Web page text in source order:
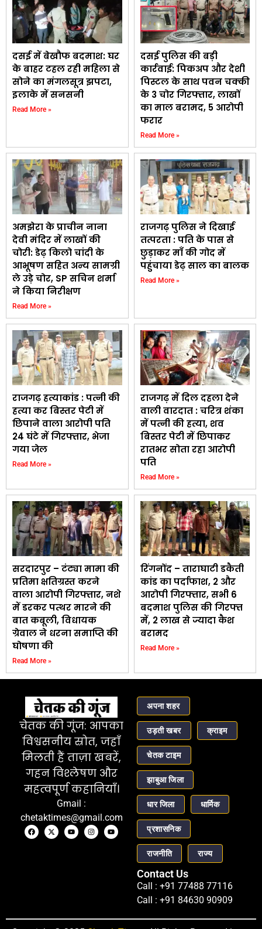
दसई में बेखौफ बदमाश: घर
के बाहर टहल रही महिला से
सोने का मंगलसूत्र झपटा,
इलाके में सनसनी
Read More »
दसई पुलिस की बड़ी
कार्रवाई: पिकअप और देशी
पिस्टल के साथ पवन चक्की
के 3 चोर गिरफ्तार, लाखों
का माल बरामद, 5 आरोपी
फरार
Read More »
अमझेरा के प्राचीन नाना
देवी मंदिर में लाखों की
चोरी: डेढ़ किलो चांदी के
आभूषण सहित अन्य सामग्री
ले उड़े चोर, SP सचिन शर्मा
ने किया निरीक्षण
Read More »
राजगढ़ पुलिस ने दिखाई
तत्परता : पति के पास से
छुड़ाकर माँ की गोद में
पहुंचाया डेढ़ साल का बालक
Read More »
राजगढ़ हत्याकांड : पत्नी की
हत्या कर बिस्तर पेटी में
छिपाने वाला आरोपी पति
24 घंटे में गिरफ्तार, भेजा
गया जेल
Read More »
राजगढ़ में दिल दहला देने
वाली वारदात : चरित्र शंका
में पत्नी की हत्या, शव
बिस्तर पेटी में छिपाकर
रातभर सोता रहा आरोपी
पति
Read More »
सरदारपुर – टंट्या मामा की
प्रतिमा क्षतिग्रस्त करने
वाला आरोपी गिरफ्तार, नशे
में डरकर पत्थर मारने की
बात कबूली, विधायक
ग्रेवाल ने धरना समाप्ति की
घोषणा की
Read More »
रिंगनोंद – ताराघाटी डकैती
कांड का पर्दाफाश, 2 और
आरोपी गिरफ्तार, सभी 6
बदमाश पुलिस की गिरफ्त
में, ₹2 लाख से ज्यादा कैश
बरामद
Read More »
चेतक की गूंज: आपका
विश्वसनीय स्रोत, जहाँ
मिलती हैं ताज़ा खबरें,
गहन विश्लेषण और
महत्वपूर्ण कहानियाँ।
Gmail :
chetaktimes@gmail.com
अपना शहर
उड़ती खबर क्राइम
चेतक टाइम
झाबुआ जिला
धार जिला धार्मिक
प्रशासनिक
राजनीति राज्य
Contact Us
Call : +91 77488 77116
Call : +91 84630 90909